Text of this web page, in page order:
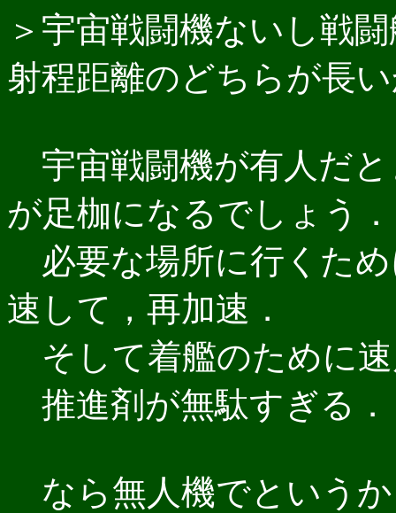
＞宇宙戦闘機ないし戦
射程距離のどちらが長
宇宙戦闘機が有人だ
が足枷になるでしょう．
必要な場所に行くた
速して，再加速．
そして着艦のために
推進剤が無駄すぎる．
なら無人機でという